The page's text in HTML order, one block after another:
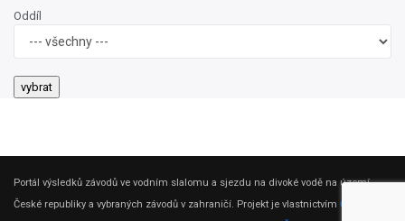
Popis chyby (max. 255 znaků):
jméno nahlašujícího